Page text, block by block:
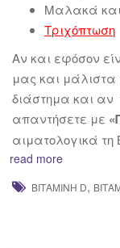
Μαλακά
Τριχόπτωση
Αν και εφόσον
μας και μάλιστα
διάστημα και αν
απαντήσετε με
αιματολογικά τη
read more
ΒΙΤΑΜΊΝΗ D,